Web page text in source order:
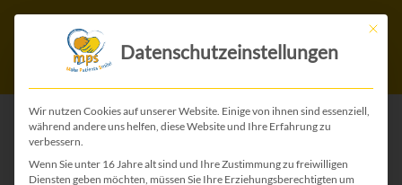
Start/Ostermarkt/ Ostern 97
Mit
Datenschutzeinstellungen
Wir nutzen Cookies auf unserer Website. Einige von ihnen sind essenziell,
während andere uns helfen, diese Website und Ihre Erfahrung zu
verbessern.
Wenn Sie unter 16 Jahre alt sind und Ihre Zustimmung zu freiwilligen
Diensten geben möchten, müssen Sie Ihre Erziehungsberechtigten um